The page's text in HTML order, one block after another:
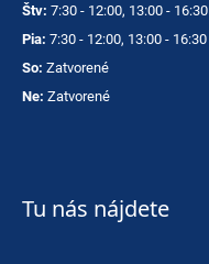
Štv: 7:30 - 12:00, 13:00 - 16:30
Pia: 7:30 - 12:00, 13:00 - 16:30
So: Zatvorené
Ne: Zatvorené
Tu nás nájdete